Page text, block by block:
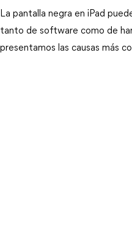
La pantalla negra en iPad
tanto de software como de
presentamos las causas más